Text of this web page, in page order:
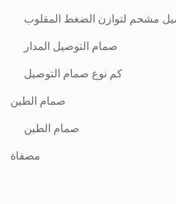
مشحم لتوازن الضغط المقلوب
صمام التوصيل المدار
كم نوع صمام التوصيل
صمام الطين
صمام الطين
مصفاة